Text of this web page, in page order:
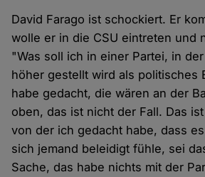
David Farago ist schockiert. Er
wolle er in die CSU eintreten und
"Was soll ich in einer Partei, in
höher gestellt wird als politisches
habe gedacht, die wären an der
oben, das ist nicht der Fall. Das
von der ich gedacht habe, dass
sich jemand beleidigt fühle, sei
Sache, das habe nichts mit der